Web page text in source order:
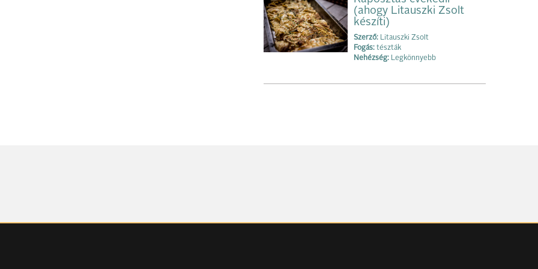
(ahogy Litauszki Zsolt
készíti)
Szerző: Litauszki Zsolt
Fogás: tészták
Nehézség: Legkönnyebb